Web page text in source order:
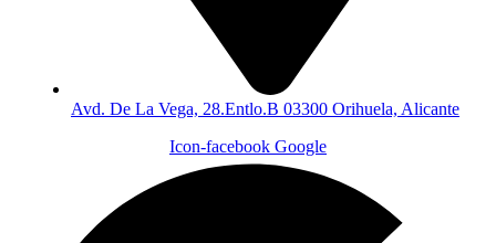
Avd. De La Vega, 28.Entlo.B 03300 Orihuela, Alicante
Icon-facebook Google